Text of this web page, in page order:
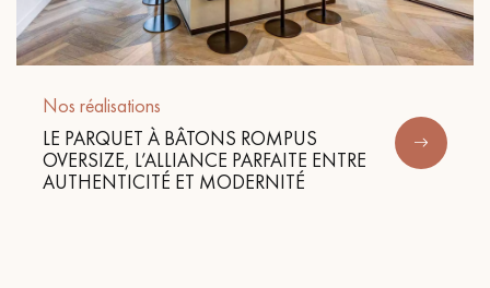
Obtenez un devis gratuit !
Nos réalisations
LE PARQUET À BÂTONS ROMPUS
OVERSIZE, L’ALLIANCE PARFAITE ENTRE
AUTHENTICITÉ ET MODERNITÉ